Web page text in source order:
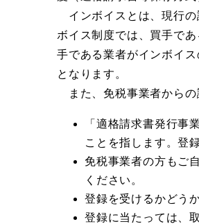
インボイスとは、現行の
ボイス制度では、買手で
手である業者がインボイ
となります。
また、免税事業者からの
「適格請求書発行事
ことを指します。登
免税事業者の方もご
ください。
登録を受けるかどう
登録に当たっては、